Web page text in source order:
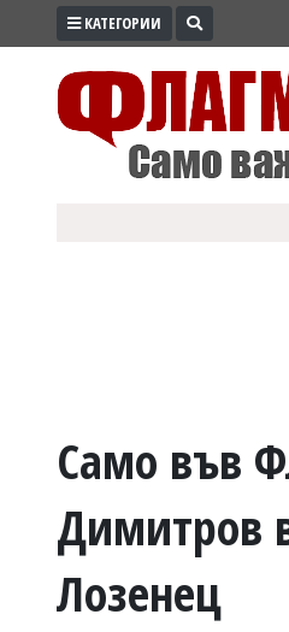
ПРОМО
ВОЙНАТА
УКРАЙНА
РАЗСЛЕДВАНЕ
КАТЕГОРИИ
Само във
Димитров
Лозенец